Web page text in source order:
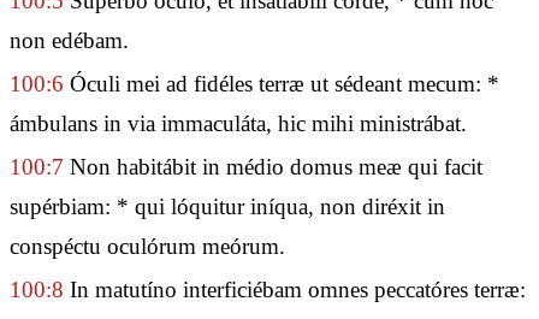
non edébam.
100:6 Óculi mei ad fidéles terræ ut sédeant mecum: *
ámbulans in via immaculáta, hic mihi ministrábat.
100:7 Non habitábit in médio domus meæ qui facit
supérbiam: * qui lóquitur iníqua, non diréxit in
conspéctu oculórum meórum.
100:8 In matutíno interficiébam omnes peccatóres terræ: